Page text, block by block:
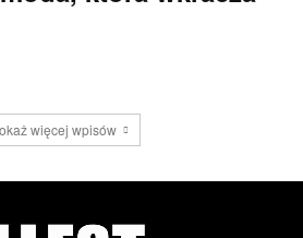
więcej wpisów